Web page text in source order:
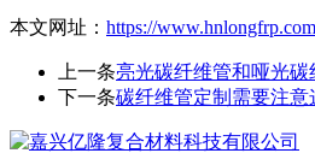
本文网址： https://
上一条亮光碳纤维管和哑光碳
下一条碳纤维管定制需要注意